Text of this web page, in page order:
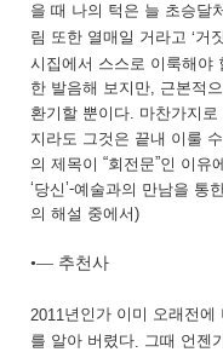
을 때 나의 턱은 늘 초승달
림 또한 열매일 거라고 ‘거
시집에서 스스로 이룩해야
한 발음해 보지만, 근본적
환기할 뿐이다 마찬가지
지라도 그것은 끝내 이룰
의 제목이 “회전문”인 이유
‘당신’-예술과의 만남을 통
의 해설 중에서)
•― 추천사
2011 년인가 이미 오래전에
를 알아 버렸다 그때 언젠